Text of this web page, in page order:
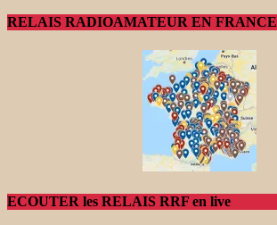
RELAIS RADIOAMATEUR EN FRANCE
ECOUTER les RELAIS RRF en live